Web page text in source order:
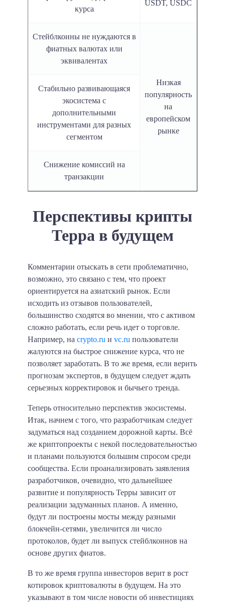
курса
USDT, USDC
Стейблкоины не нуждаются в
фиатных валютах или
эквивалентах
Низкая
популярность
на
европейском
рынке
Стабильно развивающаяся
экосистема с
дополнительными
инструментами для разных
сегментом
Снижение комиссий на
транзакции
Перспективы крипты
Терра в будущем
Комментарии отыскать в сети проблематично,
возможно, это связано с тем, что проект
ориентируется на азиатский рынок. Если
исходить из отзывов пользователей,
большинство сходятся во мнении, что с активом
сложно работать, если речь идет о торговле.
Например, на crypto.ru и vc.ru пользователи
жалуются на быстрое снижение курса, что не
позволяет заработать. В то же время, если верить
прогнозам экспертов, в будущем следует ждать
серьезных корректировок и бычьего тренда.
Теперь относительно перспектив экосистемы.
Итак, начнем с того, что разработчикам следует
задуматься над созданием дорожной карты. Всё
же криптопроекты с некой последовательностью
и планами пользуются большим спросом среди
сообщества. Если проанализировать заявления
разработчиков, очевидно, что дальнейшее
развитие и популярность Терры зависит от
реализации задуманных планов. А именно,
будут ли построены мосты между разными
блокчейн-сетями, увеличится ли число
протоколов, будет ли выпуск стейблкоинов на
основе других фиатов.
В то же время группа инвесторов верит в рост
котировок криптовалюты в будущем. На это
указывают в том числе новости об инвестициях